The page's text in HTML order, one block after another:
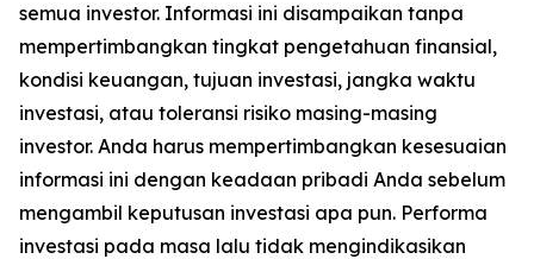
semua investor. Informasi ini disampaikan tanpa
mempertimbangkan tingkat pengetahuan finansial,
kondisi keuangan, tujuan investasi, jangka waktu
investasi, atau toleransi risiko masing-masing
investor. Anda harus mempertimbangkan kesesuaian
informasi ini dengan keadaan pribadi Anda sebelum
mengambil keputusan investasi apa pun. Performa
investasi pada masa lalu tidak mengindikasikan